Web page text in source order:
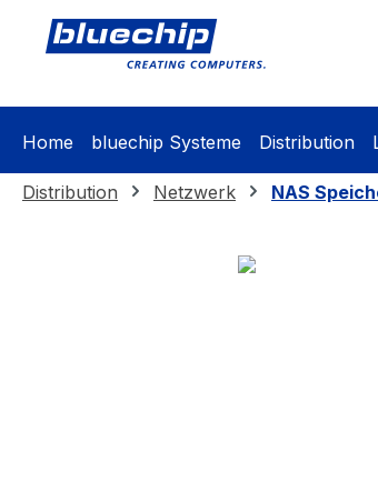
Zur Hauptnavigation springen
Home bluechip Systeme Distribution
Distribution Netzwerk NAS
Bildergalerie überspringen